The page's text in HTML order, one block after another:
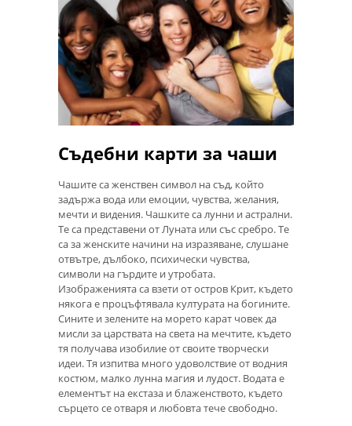
Съдебни карти за чаши
Чашите са женствен символ на съд, който
задържа вода или емоции, чувства, желания,
мечти и видения. Чашките са лунни и астрални.
Те са представени от Луната или със сребро. Те
са за женските начини на изразяване, слушане
отвътре, дълбоко, психически чувства,
символи на гърдите и утробата.
Изображенията са взети от остров Крит, където
някога е процъфтявала културата на богините.
Сините и зелените на морето карат човек да
мисли за царствата на света на мечтите, където
тя получава изобилие от своите творчески
идеи. Тя изпитва много удоволствие от водния
костюм, малко лунна магия и лудост. Водата е
елементът на екстаза и блаженството, където
сърцето се отваря и любовта тече свободно.